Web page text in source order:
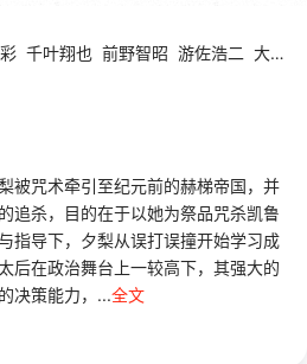
千叶翔也 前野智昭 游佐浩二 大野智敬
被咒术牵引至纪元前的赫梯帝国，并
追杀，目的在于以她为祭品咒杀凯鲁
指导下，夕梨从误打误撞开始学习成
后在政治舞台上一较高下，其强大的
决策能力，...全文